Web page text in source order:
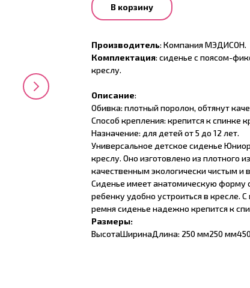
В корзину
Производитель: Компания МЭДИСОН.
Комплектация: сиденье с поясом-
креслу.
Описание:
Обивка: плотный поролон, обтянут
Способ крепления: крепится к спинке
Назначение: для детей от 5 до 12 лет.
Универсальное детское сиденье
креслу. Оно изготовлено из плотного
качественным экологически чистым
Сиденье имеет анатомическую форму
ребенку удобно устроиться в
ремня сиденье надежно крепится к
Размеры:
ВысотаШиринаДлина: 250 мм250